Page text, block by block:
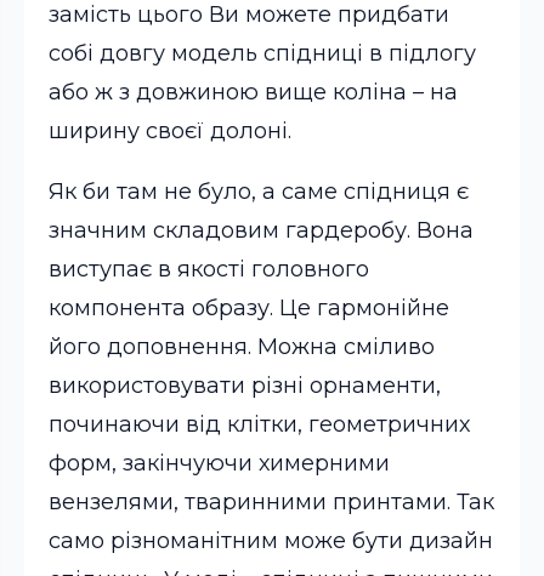
замість цього Ви можете придбати
собі довгу модель спідниці в підлогу
або ж з довжиною вище коліна – на
ширину своєї долоні.
Як би там не було, а саме спідниця є
значним складовим гардеробу. Вона
виступає в якості головного
компонента образу. Це гармонійне
його доповнення. Можна сміливо
використовувати різні орнаменти,
починаючи від клітки, геометричних
форм, закінчуючи химерними
вензелями, тваринними принтами. Так
само різноманітним може бути дизайн